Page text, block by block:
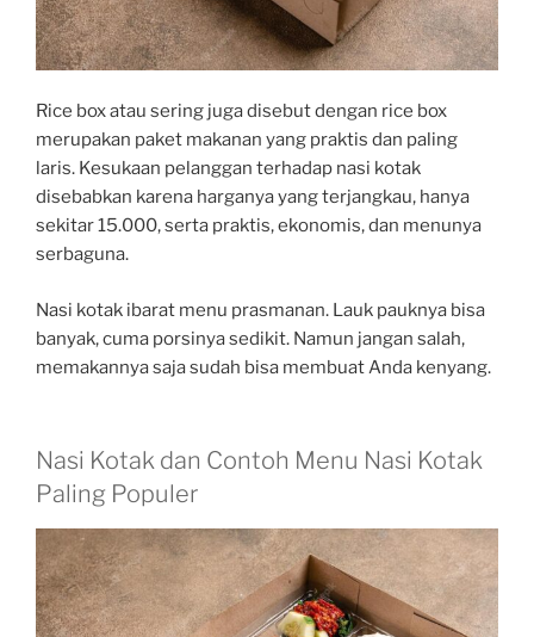
Rice box atau sering juga disebut dengan rice box
merupakan paket makanan yang praktis dan paling
laris. Kesukaan pelanggan terhadap nasi kotak
disebabkan karena harganya yang terjangkau, hanya
sekitar 15.000, serta praktis, ekonomis, dan menunya
serbaguna.
Nasi kotak ibarat menu prasmanan. Lauk pauknya bisa
banyak, cuma porsinya sedikit. Namun jangan salah,
memakannya saja sudah bisa membuat Anda kenyang.
Nasi Kotak dan Contoh Menu Nasi Kotak
Paling Populer